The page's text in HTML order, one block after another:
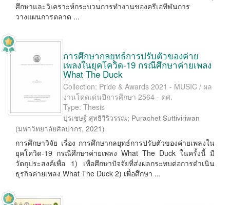
ศึกษาและวิเคราะห์กระบวนการทำงานของครีเอทีฬนการ
วางแผนการตลาด ...
การศึกษากลยุทธ์การปรับตัวของค่าย
เพลงในยุคโควิด-19 กรณีศึกษาค่ายเพลง
What The Duck
Collection: Pride & Awards 2021 - MUSIC / ผล
งานโดดเด่นปีการศึกษา 2564 - ดศ.
Type: Thesis
ปุรเชษฐ์ สุทธิวิริวรรณ; Purachet Suttiviriwan
(มหาวิทยาลัยศิลปากร, 2021)
การศึกษาวิจัย เรื่อง การศึกษากลยุทธ์การปรับตัวของค่ายเพลงใน
ยุคโควิด-19 กรณีศึกษาค่ายเพลง What The Duck ในครั้งนี้ มี
วัตถุประสงค์เพื่อ 1) เพื่อศึกษาปัจจัยที่ส่งผลกระทบต่อการดำเนิน
ธุรกิจค่ายเพลง What The Duck 2) เพื่อศึกษา ...